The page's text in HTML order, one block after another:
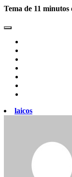
Tema de 11 minutos
laicos